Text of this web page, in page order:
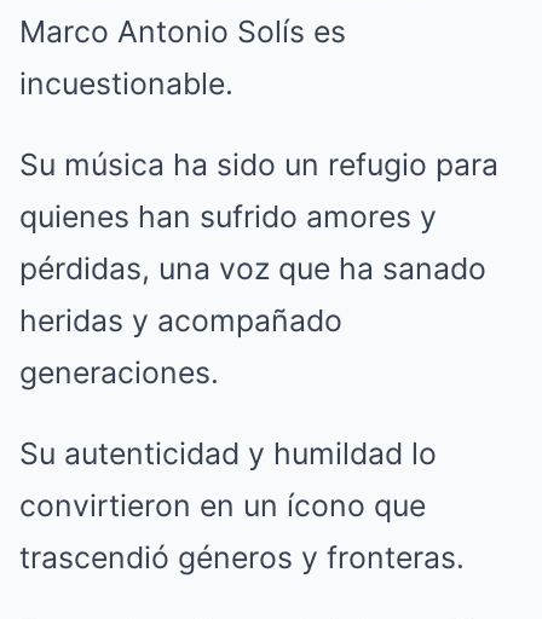
Marco Antonio Solís es
incuestionable.
Su música ha sido un refugio para
quienes han sufrido amores y
pérdidas, una voz que ha sanado
heridas y acompañado
generaciones.
Su autenticidad y humildad lo
convirtieron en un ícono que
trascendió géneros y fronteras.